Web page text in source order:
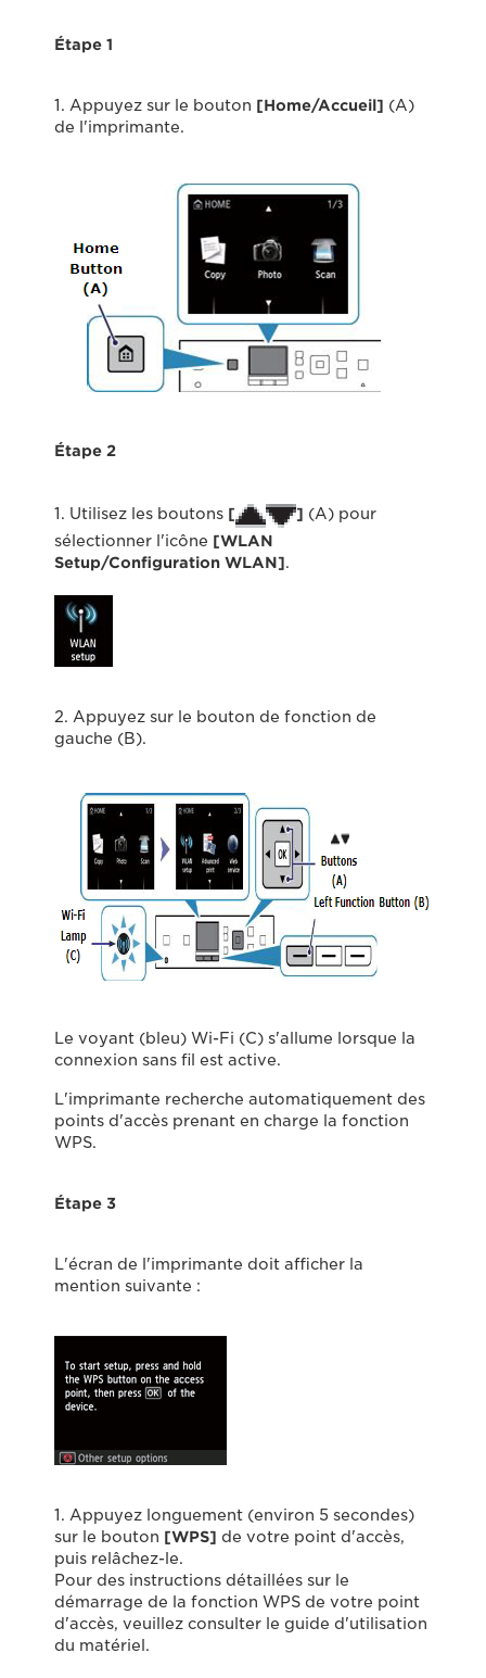
Étape 1
1. Appuyez sur le bouton [Home/Accueil] (A)
de l'imprimante.
Étape 2
1. Utilisez les boutons [ ] (A) pour
sélectionner l'icône [WLAN
Setup/Configuration WLAN].
2. Appuyez sur le bouton de fonction de
gauche (B).
Le voyant (bleu) Wi-Fi (C) s'allume lorsque la
connexion sans fil est active.
L'imprimante recherche automatiquement des
points d'accès prenant en charge la fonction
WPS.
Étape 3
L'écran de l'imprimante doit afficher la
mention suivante :
1. Appuyez longuement (environ 5 secondes)
sur le bouton [WPS] de votre point d'accès,
puis relâchez-le.
Pour des instructions détaillées sur le
démarrage de la fonction WPS de votre point
d'accès, veuillez consulter le guide d'utilisation
du matériel.